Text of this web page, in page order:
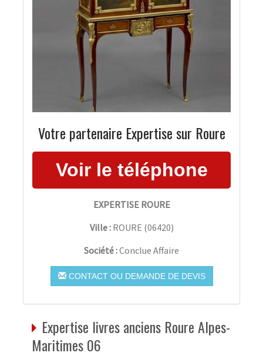
Votre partenaire Expertise sur Roure
EXPERTISE ROURE
Ville : ROURE (06420)
Société :Conclue Affaire
CONTACT OU DEMANDE DE DEVIS
Expertise livres anciens Roure Alpes-
Maritimes 06